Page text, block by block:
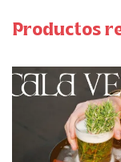
Productos